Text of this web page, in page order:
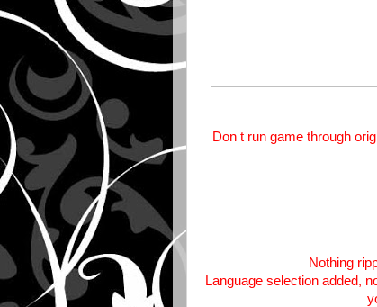
Don t run game through
Nothing
Language selection added,